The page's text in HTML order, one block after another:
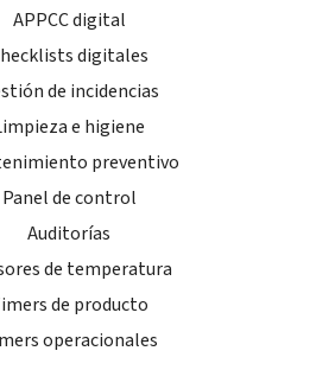
APPCC digital
digitales
de incidencias
e higiene
preventivo
Panel de control
Auditorías
de temperatura
de producto
operacionales